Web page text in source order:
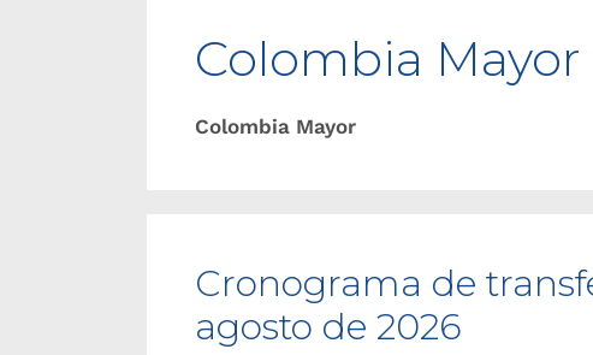
Colombia Mayor
Colombia Mayor
Cronograma de
agosto de 2026